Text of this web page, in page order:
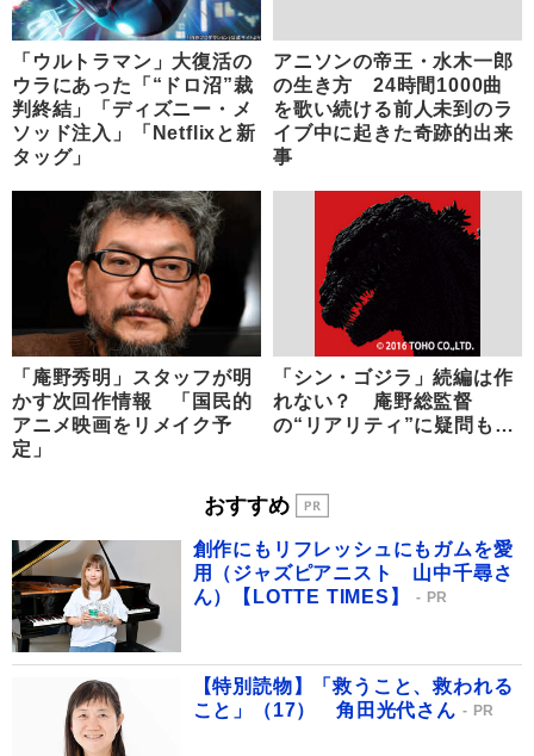
「ウルトラマン」大復活の
ウラにあった「“ドロ沼”裁
判終結」「ディズニー・メ
ソッド注入」「Netflixと新
タッグ」
アニソンの帝王・水木一郎
の生き方 24時間1000曲
を歌い続ける前人未到のラ
イブ中に起きた奇跡的出来
事
「庵野秀明」スタッフが明
かす次回作情報 「国民的
アニメ映画をリメイク予
定」
「シン・ゴジラ」続編は作
れない？ 庵野総監督
の“リアリティ”に疑問も…
おすすめ
創作にもリフレッシュにもガムを愛
用（ジャズピアニスト 山中千尋さ
ん）【LOTTE TIMES】
PR
【特別読物】「救うこと、救われる
こと」（17） 角田光代さん
PR